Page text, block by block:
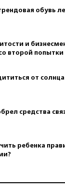
обувь
и
второй попытки
от
средства
ребенка